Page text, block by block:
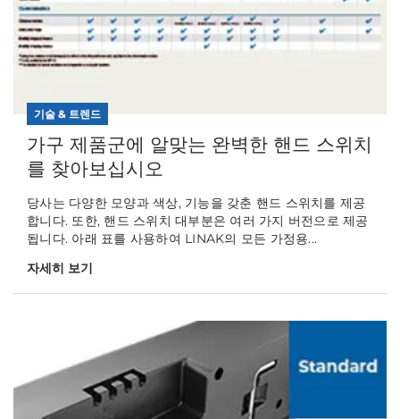
기술 & 트렌드
가구 제품군에 알맞는 완벽한 핸드 스위치
를 찾아보십시오
당사는 다양한 모양과 색상, 기능을 갖춘 핸드 스위치를 제공
합니다. 또한, 핸드 스위치 대부분은 여러 가지 버전으로 제공
됩니다. 아래 표를 사용하여 LINAK의 모든 가정용...
자세히 보기